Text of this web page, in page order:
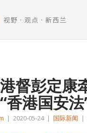
督彭定康
香港国安法
| 2020-05-24 | 国际新闻 |